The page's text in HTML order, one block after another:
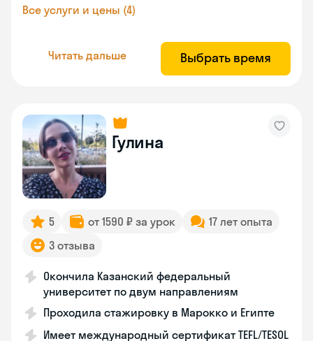
Все услуги и цены (4)
Читать дальше Выбрать время
Гулина
5 от 1590 ₽ за урок
17 лет опыта
3 отзыва
Окончила Казанский федеральный
университет по двум направлениям
Проходила стажировку в Марокко и Египте
Имеет международный сертификат TEFL/TESOL